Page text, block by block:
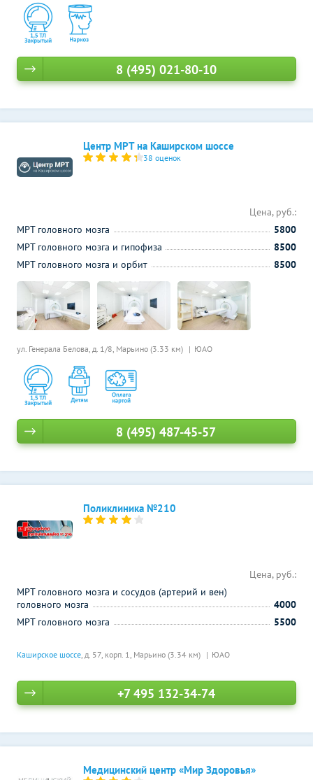
8 (495) 021-80-10
Центр МРТ на Каширском шоссе
38 оценок
ул. Генерала Белова, д. 1/8, Марьино (3.33 км) ЮАО
Цена, руб.:
МРТ головного мозга
5800
МРТ головного мозга и гипофиза
8500
МРТ головного мозга и орбит
8500
8 (495) 487-45-57
Поликлиника №210
Каширское шоссе, д. 57, корп. 1, Марьино (3.34 км) ЮАО
Цена, руб.:
МРТ головного мозга и сосудов (артерий и вен)
головного мозга
4000
МРТ головного мозга
5500
+7 495 132-34-74
Медицинский центр «Мир Здоровья»